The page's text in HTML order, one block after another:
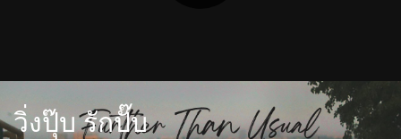
วิ่งปุ๊บ รักปั๊บ